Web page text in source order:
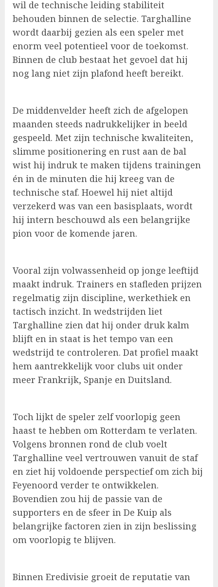
wil de technische leiding stabiliteit
behouden binnen de selectie. Targhalline
wordt daarbij gezien als een speler met
enorm veel potentieel voor de toekomst.
Binnen de club bestaat het gevoel dat hij
nog lang niet zijn plafond heeft bereikt.
De middenvelder heeft zich de afgelopen
maanden steeds nadrukkelijker in beeld
gespeeld. Met zijn technische kwaliteiten,
slimme positionering en rust aan de bal
wist hij indruk te maken tijdens trainingen
én in de minuten die hij kreeg van de
technische staf. Hoewel hij niet altijd
verzekerd was van een basisplaats, wordt
hij intern beschouwd als een belangrijke
pion voor de komende jaren.
Vooral zijn volwassenheid op jonge leeftijd
maakt indruk. Trainers en stafleden prijzen
regelmatig zijn discipline, werkethiek en
tactisch inzicht. In wedstrijden liet
Targhalline zien dat hij onder druk kalm
blijft en in staat is het tempo van een
wedstrijd te controleren. Dat profiel maakt
hem aantrekkelijk voor clubs uit onder
meer Frankrijk, Spanje en Duitsland.
Toch lijkt de speler zelf voorlopig geen
haast te hebben om Rotterdam te verlaten.
Volgens bronnen rond de club voelt
Targhalline veel vertrouwen vanuit de staf
en ziet hij voldoende perspectief om zich bij
Feyenoord verder te ontwikkelen.
Bovendien zou hij de passie van de
supporters en de sfeer in De Kuip als
belangrijke factoren zien in zijn beslissing
om voorlopig te blijven.
Binnen Eredivisie groeit de reputatie van